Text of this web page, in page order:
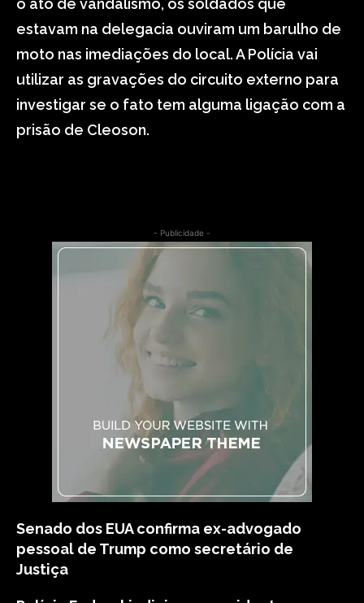
o ato de vandalismo, os soldados que
estavam na delegacia ouviram um barulho de
moto nas imediações do local. A Polícia vai
utilizar as gravações do circuito externo para
investigar se o fato tem alguma ligação com a
prisão de Cleoson.
- Publicidade -
Senado dos EUA confirma ex-advogado
pessoal de Trump como secretário de
Justiça